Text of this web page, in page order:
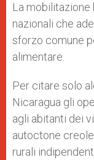
La
nazionali che
sforzo comune
alimentare.
Per citare solo
Nicaragua gli
agli abitanti dei
autoctone
rurali